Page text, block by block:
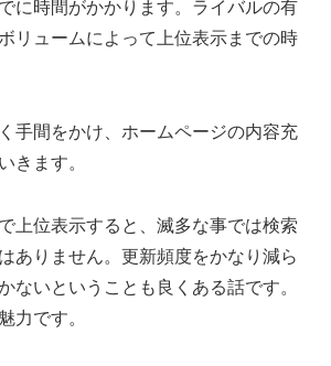
に時間がかかります。ライバルの有
リュームによって上位表示までの時
手間をかけ、ホームページの内容充
きます。
上位表示すると、滅多な事では検索
ありません。更新頻度をかなり減ら
ないということも良くある話です。
力です。